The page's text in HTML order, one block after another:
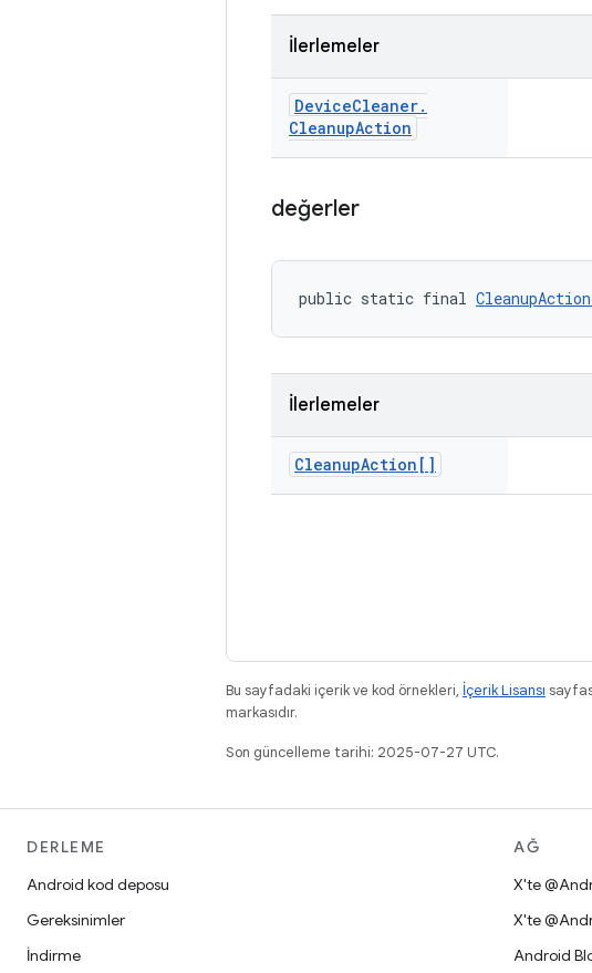
İlerlemeler
DeviceCleaner.
CleanupAction
değerler
public static final
İlerlemeler
CleanupAction[]
Bu sayfadaki içerik ve kod örnekleri, İçerik Lisansı
markasıdır.
Son güncelleme tarihi: 2025-07-27 UTC.
DERLEME
Android kod deposu
Gereksinimler
İndirme
AĞ
X'te
X'te
Android